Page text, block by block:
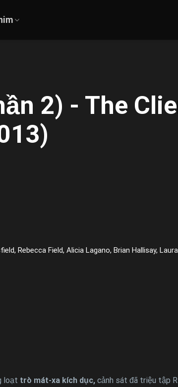
2) - The
Rebecca Field, Alicia Lagano, Brian Hallisay,
loạt trò mát-xa kích dục, cảnh sát đã triệu tập